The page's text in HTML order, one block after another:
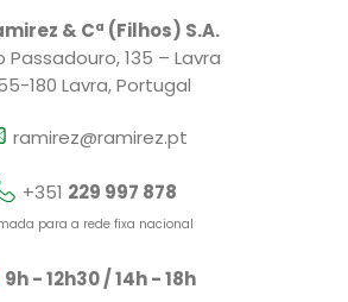
& Cª (Filhos) S.A.
Passadouro, 135 – Lavra
180 Lavra, Portugal
ramirez@ramirez.pt
+351 229 997 878
para a rede fixa nacional
9h - 12h30 / 14h - 18h